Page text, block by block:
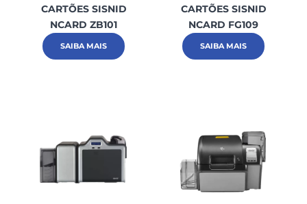
CARTÕES SISNID
NCARD ZB101
SAIBA MAIS
CARTÕES SISNID
NCARD FG109
SAIBA MAIS